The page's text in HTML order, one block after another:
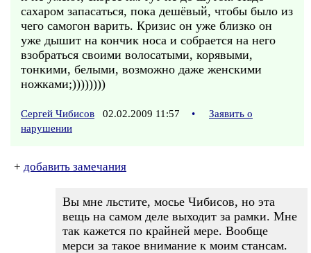
сахаром запасаться, пока дешёвый, чтобы было из
чего самогон варить. Кризис он уже близко он
уже дышит на кончик носа и собрается на него
взобраться своими волосатыми, корявыми,
тонкими, белыми, возможно даже женскими
ножками;))))))))
Сергей Чибисов 02.02.2009 11:57 •
Заявить о
нарушении
+ добавить замечания
Вы мне льстите, мосье Чибисов, но эта
вещь на самом деле выходит за рамки. Мне
так кажется по крайней мере. Вообще
мерси за такое внимание к моим стансам.